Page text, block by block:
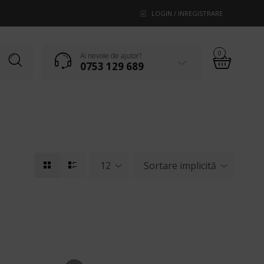
LOGIN / INREGISTRARE
Ai nevoie de ajutor?
0753 129 689
0
12 Sortare implicită